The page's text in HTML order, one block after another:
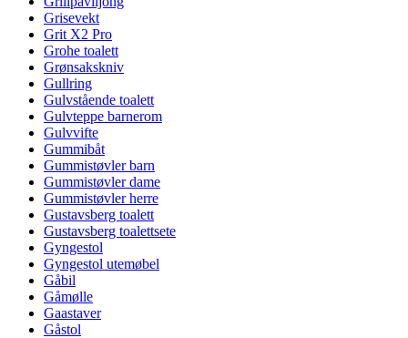
Grisevekt
Grit X2 Pro
Grohe toalett
Grønsakskniv
Gullring
Gulvstående toalett
Gulvteppe barnerom
Gulvvifte
Gummibåt
Gummistøvler barn
Gummistøvler dame
Gummistøvler herre
Gustavsberg toalett
Gustavsberg toalettsete
Gyngestol
Gyngestol utemøbel
Gåbil
Gåmølle
Gaastaver
Gåstol